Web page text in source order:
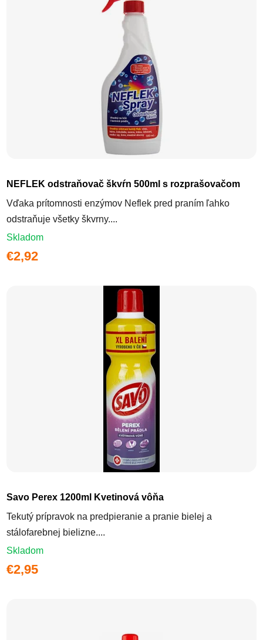
NEFLEK odstraňovač škvŕn 500ml s rozprašovačom
Vďaka prítomnosti enzýmov Neflek pred praním ľahko
odstraňuje všetky škvrny....
Skladom
€2,92
Savo Perex 1200ml Kvetinová vôňa
Tekutý prípravok na predpieranie a pranie bielej a
stálofarebnej bielizne....
Skladom
€2,95